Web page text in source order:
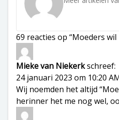
69 reacties op “Moeders wil
Mieke van Niekerkschreef:
24 januari 2023 om 10:20
Wij noemden het altijd
herinner het me nog wel,